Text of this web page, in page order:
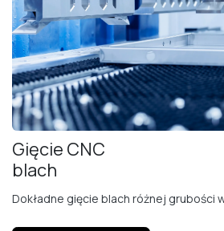
Gięcie CNC
blach
Dokładne gięcie blach różnej grubości